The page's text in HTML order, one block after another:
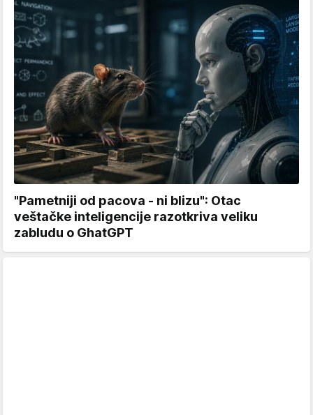
"Pametniji od pacova - ni blizu": Otac
veštačke inteligencije razotkriva veliku
zabludu o GhatGPT